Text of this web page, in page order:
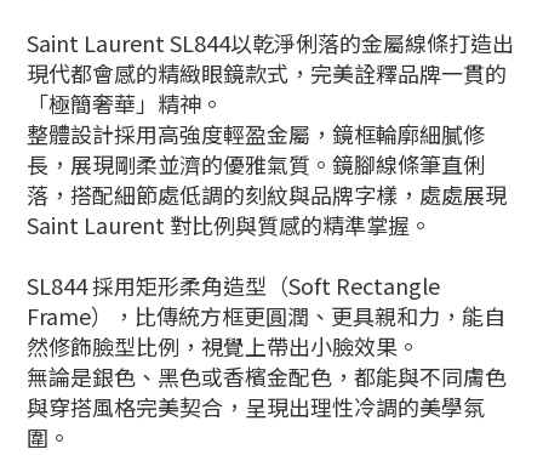
Saint Laurent SL844以乾淨俐落的金屬線條打造出
現代都會感的精緻眼鏡款式，完美詮釋品牌一貫的
「極簡奢華」精神。
整體設計採用高強度輕盈金屬，鏡框輪廓細膩修
長，展現剛柔並濟的優雅氣質。鏡腳線條筆直俐
落，搭配細節處低調的刻紋與品牌字樣，處處展現
Saint Laurent 對比例與質感的精準掌握。
SL844 採用矩形柔角造型（Soft Rectangle
Frame），比傳統方框更圓潤、更具親和力，能自
然修飾臉型比例，視覺上帶出小臉效果。
無論是銀色 、黑色或香檳金配色，都能與不同膚色
與穿搭風格完美契合，呈現出理性冷調的美學氛
圍。